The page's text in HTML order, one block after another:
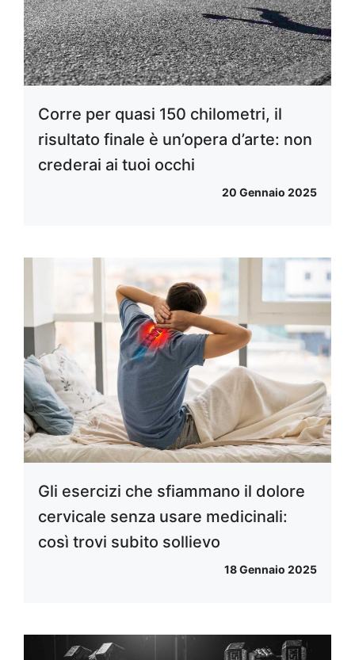
Corre per quasi 150 chilometri, il
risultato finale è un’opera d’arte: non
crederai ai tuoi occhi
20 Gennaio 2025
Gli esercizi che sfiammano il dolore
cervicale senza usare medicinali:
così trovi subito sollievo
18 Gennaio 2025